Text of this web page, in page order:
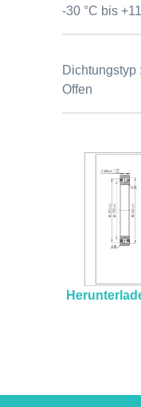
-30 °C bis
Dichtungstyp :
Offen